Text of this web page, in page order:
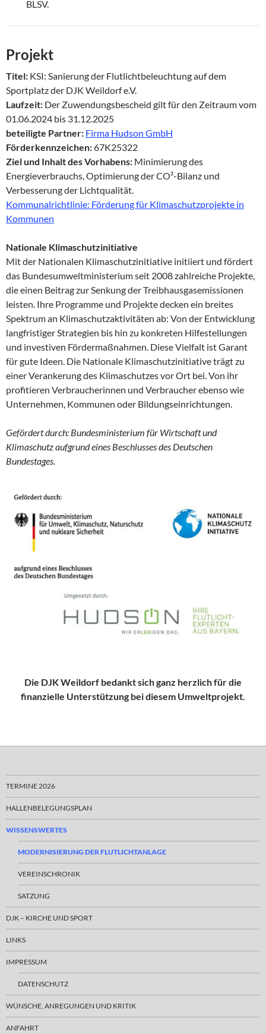
BLSV.
Projekt
Titel: KSI: Sanierung der Flutlichtbeleuchtung auf dem
Sportplatz der DJK Weildorf e.V.
Laufzeit: Der Zuwendungsbescheid gilt für den Zeitraum vom
01.06.2024 bis 31.12.2025
beteiligte Partner: Firma Hudson GmbH
Förderkennzeichen:67K25322
Ziel und Inhalt des Vorhabens: Minimierung des
Energieverbrauchs, Optimierung der CO²-Bilanz und
Verbesserung der Lichtqualität.
Kommunalrichtlinie: Förderung für Klimaschutzprojekte in
Kommunen
Nationale Klimaschutzinitiative
Mit der Nationalen Klimaschutzinitiative initiiert und fördert
das Bundesumweltministerium seit 2008 zahlreiche Projekte,
die einen Beitrag zur Senkung der Treibhausgasemissionen
leisten. Ihre Programme und Projekte decken ein breites
Spektrum an Klimaschutzaktivitäten ab: Von der Entwicklung
langfristiger Strategien bis hin zu konkreten Hilfestellungen
und investiven Fördermaßnahmen. Diese Vielfalt ist Garant
für gute Ideen. Die Nationale Klimaschutzinitiative trägt zu
einer Verankerung des Klimaschutzes vor Ort bei. Von ihr
profitieren Verbraucherinnen und Verbraucher ebenso wie
Unternehmen, Kommunen oder Bildungseinrichtungen.
Gefördert durch: Bundesministerium für Wirtschaft und
Klimaschutz aufgrund eines Beschlusses des Deutschen
Bundestages.
Die DJK Weildorf bedankt sich ganz herzlich für die
finanzielle Unterstützung bei diesem Umweltprojekt.
TERMINE 2026
HALLENBELEGUNGSPLAN
WISSENSWERTES
MODERNISIERUNG DER FLUTLICHTANLAGE
VEREINSCHRONIK
SATZUNG
DJK – KIRCHE UND SPORT
LINKS
IMPRESSUM
DATENSCHUTZ
WÜNSCHE, ANREGUNGEN UND KRITIK
ANFAHRT